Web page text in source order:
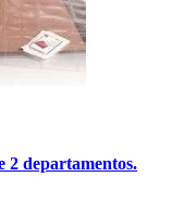
departamentos.